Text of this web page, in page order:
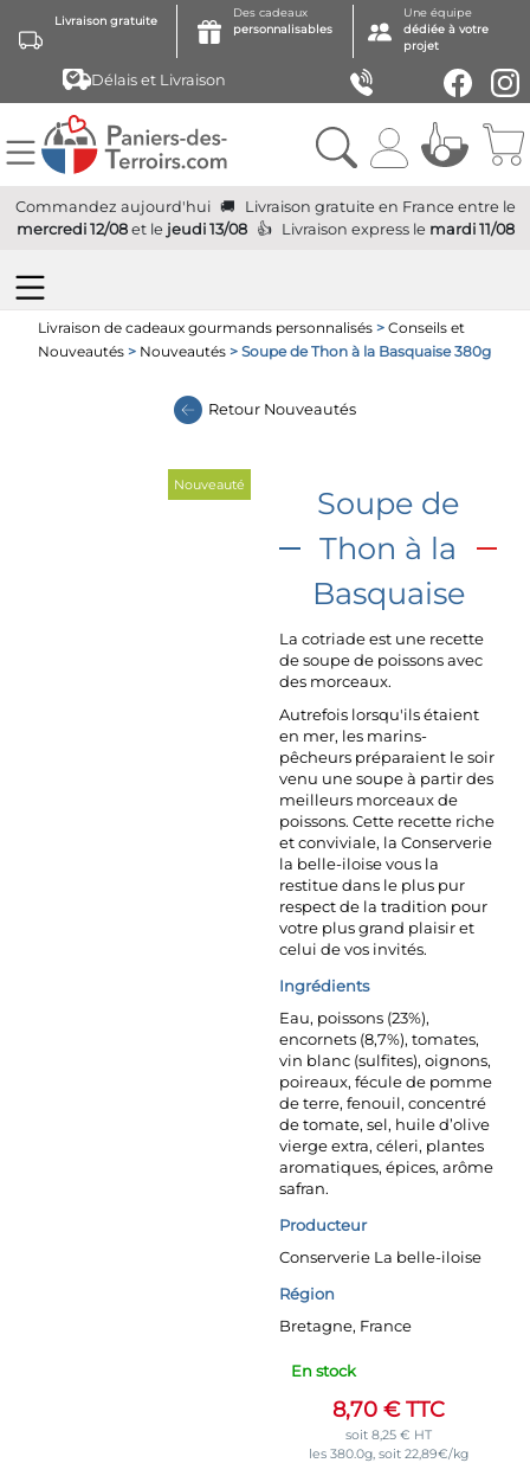
Livraison gratuite
Des cadeaux
personnalisables
Une équipe
dédiée à votre
projet
Délais et Livraison
Commandez aujourd'hui Livraison gratuite en France entre le
mercredi 12/08et le jeudi 13/08 Livraison expressle mardi 11/08
Livraison de cadeaux gourmands personnalisés > Conseils et
Nouveautés > Nouveautés > Soupe de Thon à la Basquaise 380g
Retour Nouveautés
Nouveauté
Soupe de
Thon à la
Basquaise
La cotriade est une recette
de soupe de poissons avec
des morceaux.
Autrefois lorsqu'ils étaient
en mer, les marins-
pêcheurs préparaient le soir
venu une soupe à partir des
meilleurs morceaux de
poissons. Cette recette riche
et conviviale, la Conserverie
la belle-iloise vous la
restitue dans le plus pur
respect de la tradition pour
votre plus grand plaisir et
celui de vos invités.
Ingrédients
Eau, poissons (23%),
encornets (8,7%), tomates,
vin blanc (sulfites), oignons,
poireaux, fécule de pomme
de terre, fenouil, concentré
de tomate, sel, huile d’olive
vierge extra, céleri, plantes
aromatiques, épices, arôme
safran.
Producteur
Conserverie La belle-iloise
Région
Bretagne, France
En stock
8,70 €TTC
soit 8,25 € HT
les 380.0g, soit 22,89€/kg